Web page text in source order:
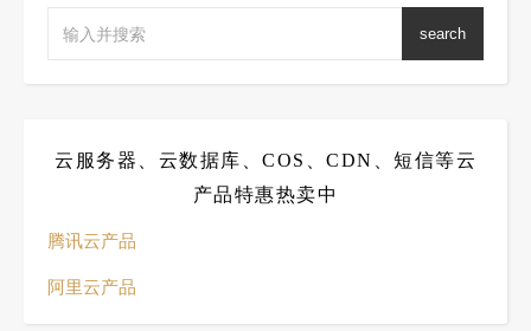
search
云服务器、云数据库、COS、CDN、短信等云
产品特惠热卖中
腾讯云产品
阿里云产品